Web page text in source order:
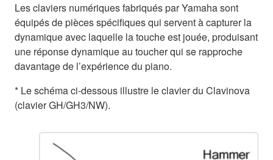
Les claviers numériques fabriqués par Yamaha sont
équipés de pièces spécifiques qui servent à capturer la
dynamique avec laquelle la touche est jouée, produisant
une réponse dynamique au toucher qui se rapproche
davantage de l’expérience du piano.
* Le schéma ci-dessous illustre le clavier du Clavinova
(clavier GH/GH3/NW).